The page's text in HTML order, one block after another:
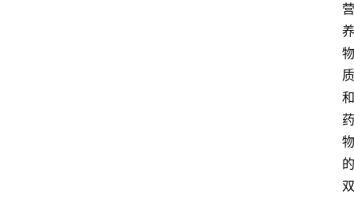
营
养
物
质
和
药
物
的
双